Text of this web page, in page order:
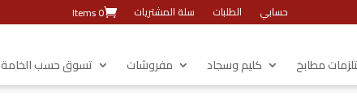
حسابي الطلبات سلة المشتريات 0 Items
مطابخ كليم وسجاد مفروشات تسوق حسب الخامة